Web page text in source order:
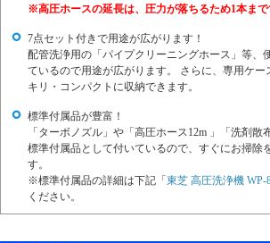
※高圧ホースの延長は、圧力が落ちるため1本まで
7点セット付きで用途が広がります！
配管洗浄用の「パイプクリーニングホース」等、
ているので用途が広がります。 さらに、専用ケー
キリ・コンパクトに収納できます。
標準付属品が豊富！
「ターボノズル」や「高圧ホース12m 」「洗剤散
標準付属品として付いているので、すぐにお掃除
す。
※標準付属品の詳細は下記「東芝 高圧洗浄機 WP-
ください。